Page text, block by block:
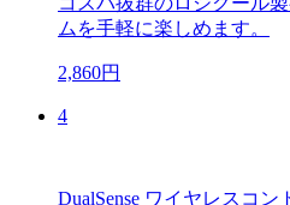
ムを手軽に楽しめます。
2,860円
4
DualSense ワイヤレスコン